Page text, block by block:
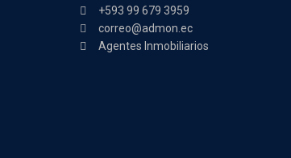
+593 99 679 3959
correo@admon.ec
Agentes Inmobiliarios